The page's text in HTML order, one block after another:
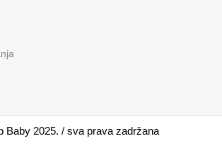
Baby 2025. / sva prava zadržana